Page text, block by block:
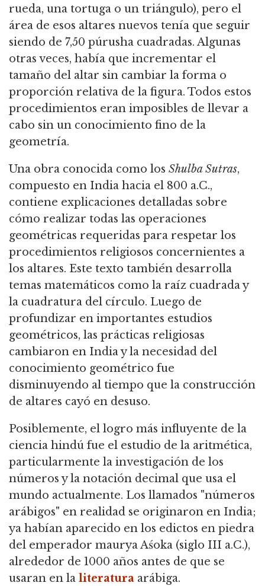
rueda, una tortuga o un triángulo), pero el
área de esos altares nuevos tenía que seguir
siendo de 7,50 púrusha cuadradas. Algunas
otras veces, había que incrementar el
tamaño del altar sin cambiar la forma o
proporción relativa de la figura. Todos estos
procedimientos eran imposibles de llevar a
cabo sin un conocimiento fino de la
geometría.
Una obra conocida como los Shulba Sutras,
compuesto en India hacia el 800 a.C.,
contiene explicaciones detalladas sobre
cómo realizar todas las operaciones
geométricas requeridas para respetar los
procedimientos religiosos concernientes a
los altares. Este texto también desarrolla
temas matemáticos como la raíz cuadrada y
la cuadratura del círculo. Luego de
profundizar en importantes estudios
geométricos, las prácticas religiosas
cambiaron en India y la necesidad del
conocimiento geométrico fue
disminuyendo al tiempo que la construcción
de altares cayó en desuso.
Posiblemente, el logro más influyente de la
ciencia hindú fue el estudio de la aritmética,
particularmente la investigación de los
números y la notación decimal que usa el
mundo actualmente. Los llamados "números
arábigos" en realidad se originaron en India;
ya habían aparecido en los edictos en piedra
del emperador maurya Aśoka (siglo III a.C.),
alrededor de 1000 años antes de que se
usaran en la literatura arábiga.